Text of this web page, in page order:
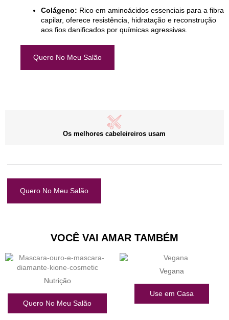
Colágeno: Rico em aminoácidos essenciais para a fibra
capilar, oferece resistência, hidratação e reconstrução
aos fios danificados por químicas agressivas.
Quero No Meu Salão
Os melhores cabeleireiros usam
Quero No Meu Salão
VOCÊ VAI AMAR TAMBÉM
Nutrição
Quero No Meu Salão
Vegana
Use em Casa